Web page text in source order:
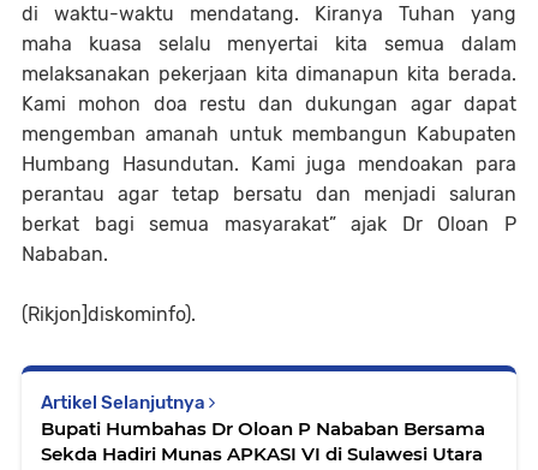
di waktu-waktu mendatang. Kiranya Tuhan yang
maha kuasa selalu menyertai kita semua dalam
melaksanakan pekerjaan kita dimanapun kita berada.
Kami mohon doa restu dan dukungan agar dapat
mengemban amanah untuk membangun Kabupaten
Humbang Hasundutan. Kami juga mendoakan para
perantau agar tetap bersatu dan menjadi saluran
berkat bagi semua masyarakat” ajak Dr Oloan P
Nababan.
(Rikjon]diskominfo).
Artikel Selanjutnya
Bupati Humbahas Dr Oloan P Nababan Bersama
Sekda Hadiri Munas APKASI VI di Sulawesi Utara